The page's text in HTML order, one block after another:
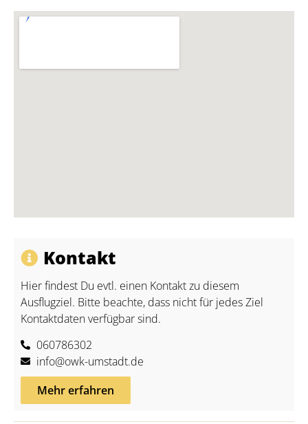
Kontakt
Hier findest Du evtl. einen Kontakt zu diesem
Ausflugziel. Bitte beachte, dass nicht für jedes Ziel
Kontaktdaten verfügbar sind.
060786302
info@owk-umstadt.de
Mehr erfahren